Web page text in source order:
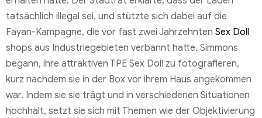
tatsächlich illegal sei, und stützte sich dabei auf die
Fayan-Kampagne, die vor fast zwei Jahrzehnten Sex Doll
shops aus Industriegebieten verbannt hatte. Simmons
begann, ihre attraktiven TPE Sex Doll zu fotografieren,
kurz nachdem sie in der Box vor ihrem Haus angekommen
war. Indem sie sie trägt und in verschiedenen Situationen
hochhält, setzt sie sich mit Themen wie der Objektivierung